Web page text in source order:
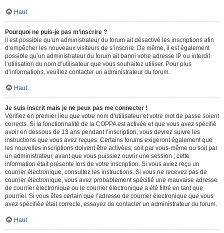
Haut
Pourquoi ne puis-je pas m’inscrire ?
Il est possible qu’un administrateur du forum ait désactivé les inscriptions afin
d’empêcher les nouveaux visiteurs de s’inscrire. De même, il est également
possible qu’un administrateur du forum ait banni votre adresse IP ou interdit
l’utilisation du nom d’utilisateur que vous souhaitez utiliser. Pour plus
d’informations, veuillez contacter un administrateur du forum.
Haut
Je suis inscrit mais je ne peux pas me connecter !
Vérifiez en premier lieu que votre nom d’utilisateur et votre mot de passe soient
corrects. Si la fonctionnalité de la COPPA est activée et que vous avez spécifié
avoir en dessous de 13 ans pendant l’inscription, vous devrez suivre les
instructions que vous avez reçues. Certains forums exigeront également que
les nouvelles inscriptions doivent être activées, soit par vous-même ou soit par
un administrateur, avant que vous puissiez ouvrir une session ; cette
information était présente lors de votre inscription. Si vous aviez reçu un
courrier électronique, consultez les instructions. Si vous ne recevez pas de
courrier électronique, vous avez probablement spécifié une mauvaise adresse
de courrier électronique ou le courrier électronique a été filtré en tant que
pourriel. Si vous êtes certain que l’adresse de courrier électronique que vous
avez spécifiée était correcte, essayez de contacter un administrateur du forum.
Haut